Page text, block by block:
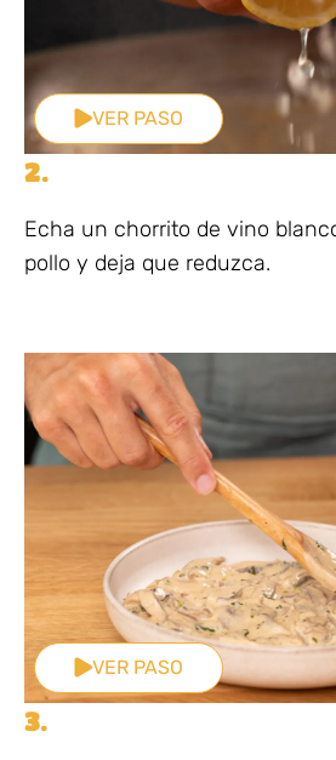
VER PASO
2.
Echa un chorrito de vino
pollo y deja que reduzca.
VER PASO
3.